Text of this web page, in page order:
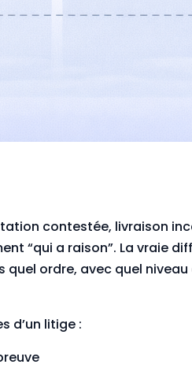
contestée, livraison
“qui a raison”. La vraie
quel ordre, avec quel niveau
d’un litige :